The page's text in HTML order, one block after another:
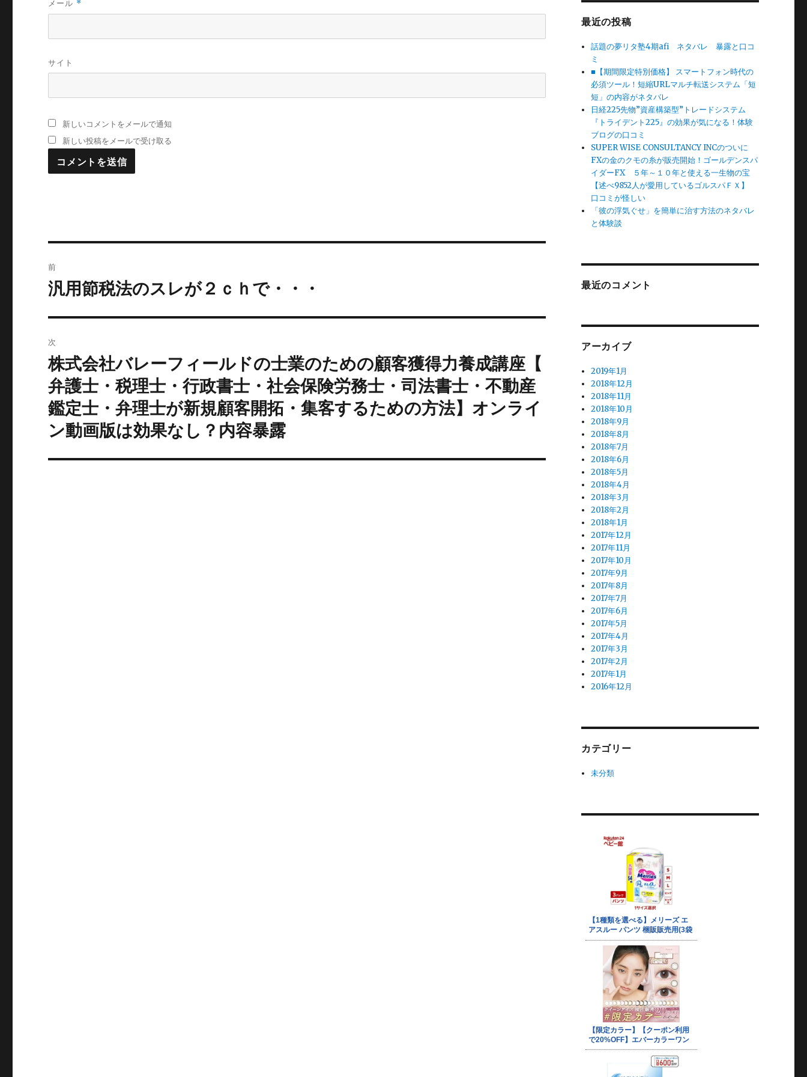
メール *
サイト
新しいコメントをメールで通知
新しい投稿をメールで受け取る
稿
ゲ
ー
シ
ョ
ン
前
過
去
の
投
稿:
汎用節税法のスレが２ｃｈで・・・
次
次
の
投
稿:
株式会社バレーフィールドの士業のための顧客獲得力養成講座【
弁護士・税理士・行政書士・社会保険労務士・司法書士・不動産
鑑定士・弁理士が新規顧客開拓・集客するための方法】オンライ
ン動画版は効果なし？内容暴露
最近の投稿
話題の夢リタ塾4期afi ネタバレ 暴露と口コ
ミ
■【期間限定特別価格】 スマートフォン時代の
必須ツール！短縮URLマルチ転送システム「短
短」の内容がネタバレ
日経225先物”資産構築型”トレードシステム
『トライデント225』の効果が気になる！体験
ブログの口コミ
SUPER WISE CONSULTANCY INCのついに
FXの金のクモの糸が販売開始！ゴールデンスパ
イダーFX ５年～１０年と使える一生物の宝
【述べ9852人が愛用しているゴルスパＦＸ】
口コミが怪しい
「彼の浮気ぐせ」を簡単に治す方法のネタバレ
と体験談
最近のコメント
アーカイブ
2019年1月
2018年12月
2018年11月
2018年10月
2018年9月
2018年8月
2018年7月
2018年6月
2018年5月
2018年4月
2018年3月
2018年2月
2018年1月
2017年12月
2017年11月
2017年10月
2017年9月
2017年8月
2017年7月
2017年6月
2017年5月
2017年4月
2017年3月
2017年2月
2017年1月
2016年12月
カテゴリー
未分類